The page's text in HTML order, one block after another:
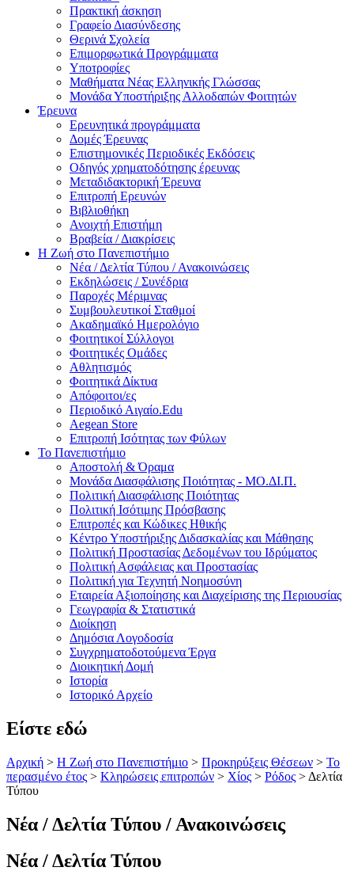
Πρακτική άσκηση
Γραφείο Διασύνδεσης
Θερινά Σχολεία
Επιμορφωτικά Προγράμματα
Υποτροφίες
Μαθήματα Νέας Ελληνικής Γλώσσας
Μονάδα Υποστήριξης Αλλοδαπών Φοιτητών
Έρευνα
Ερευνητικά προγράμματα
Δομές Έρευνας
Επιστημονικές Περιοδικές Εκδόσεις
Οδηγός χρηματοδότησης έρευνας
Μεταδιδακτορική Έρευνα
Επιτροπή Ερευνών
Βιβλιοθήκη
Ανοιχτή Επιστήμη
Βραβεία / Διακρίσεις
Η Ζωή στο Πανεπιστήμιο
Νέα / Δελτία Τύπου / Ανακοινώσεις
Εκδηλώσεις / Συνέδρια
Παροχές Μέριμνας
Συμβουλευτικοί Σταθμοί
Ακαδημαϊκό Ημερολόγιο
Φοιτητικοί Σύλλογοι
Φοιτητικές Ομάδες
Αθλητισμός
Φοιτητικά Δίκτυα
Απόφοιτοι/ες
Περιοδικό Αιγαίο.Edu
Aegean Store
Επιτροπή Ισότητας των Φύλων
Το Πανεπιστήμιο
Αποστολή & Όραμα
Μονάδα Διασφάλισης Ποιότητας - ΜΟ.ΔΙ.Π.
Πολιτική Διασφάλισης Ποιότητας
Πολιτική Ισότιμης Πρόσβασης
Επιτροπές και Κώδικες Ηθικής
Κέντρο Υποστήριξης Διδασκαλίας και Μάθησης
Πολιτική Προστασίας Δεδομένων του Ιδρύματος
Πολιτική Ασφάλειας και Προστασίας
Πολιτική για Τεχνητή Νοημοσύνη
Εταιρεία Αξιοποίησης και Διαχείρισης της Περιουσίας
Γεωγραφία & Στατιστικά
Διοίκηση
Δημόσια Λογοδοσία
Συγχρηματοδοτούμενα Έργα
Διοικητική Δομή
Ιστορία
Ιστορικό Αρχείο
Είστε εδώ
Αρχική > Η Ζωή στο Πανεπιστήμιο > Προκηρύξεις Θέσεων > Το
περασμένο έτος > Κληρώσεις επιτροπών > Χίος > Ρόδος > Δελτία
Τύπου
Νέα / Δελτία Τύπου / Ανακοινώσεις
Νέα / Δελτία Τύπου